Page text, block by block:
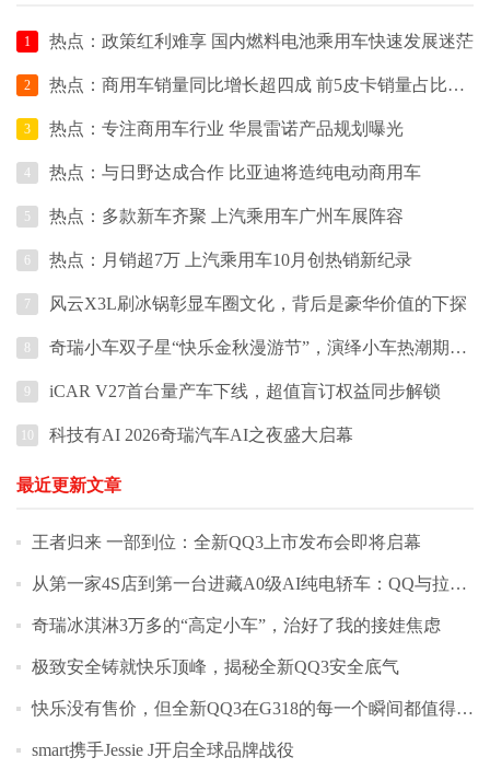
1 热点：政策红利难享 国内燃料电池乘用车快速发展迷茫
2 热点：商用车销量同比增长超四成 前5皮卡销量占比超80%
3 热点：专注商用车行业 华晨雷诺产品规划曝光
4 热点：与日野达成合作 比亚迪将造纯电动商用车
5 热点：多款新车齐聚 上汽乘用车广州车展阵容
6 热点：月销超7万 上汽乘用车10月创热销新纪录
7 风云X3L刷冰锅彰显车圈文化，背后是豪华价值的下探
8 奇瑞小车双子星“快乐金秋漫游节”，演绎小车热潮期的出行张力
9 iCAR V27首台量产车下线，超值盲订权益同步解锁
10 科技有AI 2026奇瑞汽车AI之夜盛大启幕
最近更新文章
王者归来 一部到位：全新QQ3上市发布会即将启幕
从第一家4S店到第一台进藏A0级AI纯电轿车：QQ与拉萨的情缘
奇瑞冰淇淋3万多的“高定小车”，治好了我的接娃焦虑
极致安全铸就快乐顶峰，揭秘全新QQ3安全底气
快乐没有售价，但全新QQ3在G318的每一个瞬间都值得收藏
smart携手Jessie J开启全球品牌战役